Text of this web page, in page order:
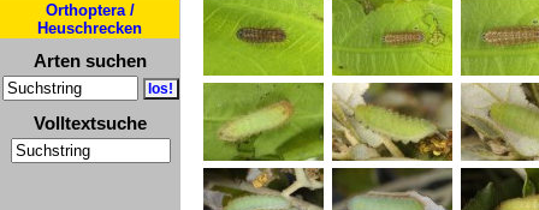
Orthoptera /
Heuschrecken
Arten suchen
Volltextsuche